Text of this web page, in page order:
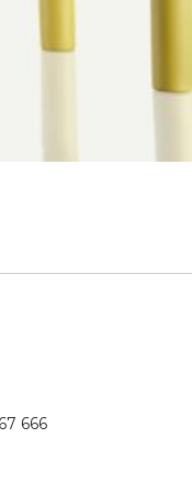
n.1
666